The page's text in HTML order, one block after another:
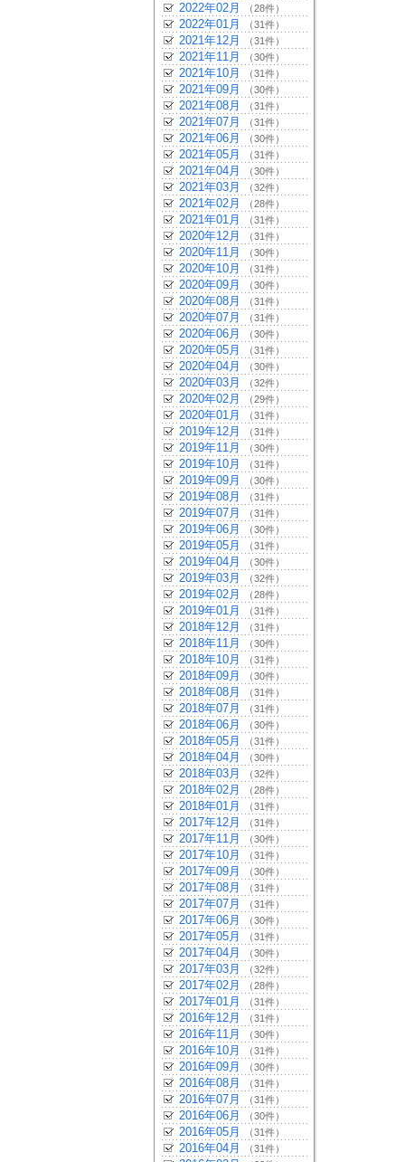
2022年02月 （28件）
2022年01月 （31件）
2021年12月 （31件）
2021年11月 （30件）
2021年10月 （31件）
2021年09月 （30件）
2021年08月 （31件）
2021年07月 （31件）
2021年06月 （30件）
2021年05月 （31件）
2021年04月 （30件）
2021年03月 （32件）
2021年02月 （28件）
2021年01月 （31件）
2020年12月 （31件）
2020年11月 （30件）
2020年10月 （31件）
2020年09月 （30件）
2020年08月 （31件）
2020年07月 （31件）
2020年06月 （30件）
2020年05月 （31件）
2020年04月 （30件）
2020年03月 （32件）
2020年02月 （29件）
2020年01月 （31件）
2019年12月 （31件）
2019年11月 （30件）
2019年10月 （31件）
2019年09月 （30件）
2019年08月 （31件）
2019年07月 （31件）
2019年06月 （30件）
2019年05月 （31件）
2019年04月 （30件）
2019年03月 （32件）
2019年02月 （28件）
2019年01月 （31件）
2018年12月 （31件）
2018年11月 （30件）
2018年10月 （31件）
2018年09月 （30件）
2018年08月 （31件）
2018年07月 （31件）
2018年06月 （30件）
2018年05月 （31件）
2018年04月 （30件）
2018年03月 （32件）
2018年02月 （28件）
2018年01月 （31件）
2017年12月 （31件）
2017年11月 （30件）
2017年10月 （31件）
2017年09月 （30件）
2017年08月 （31件）
2017年07月 （31件）
2017年06月 （30件）
2017年05月 （31件）
2017年04月 （30件）
2017年03月 （32件）
2017年02月 （28件）
2017年01月 （31件）
2016年12月 （31件）
2016年11月 （30件）
2016年10月 （31件）
2016年09月 （30件）
2016年08月 （31件）
2016年07月 （31件）
2016年06月 （30件）
2016年05月 （31件）
2016年04月 （31件）